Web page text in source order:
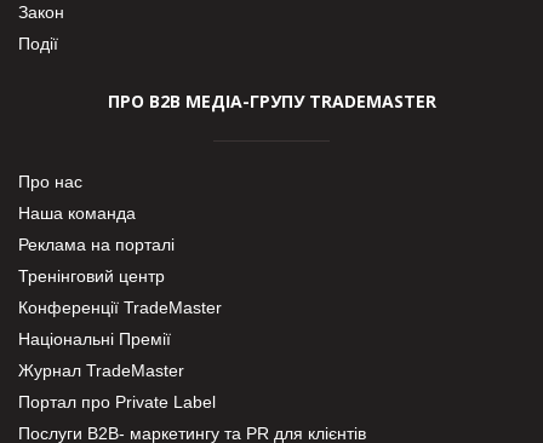
Закон
Події
ПРО В2В МЕДІА-ГРУПУ TRADEMASTER
Про нас
Наша команда
Реклама на порталі
Тренінговий центр
Конференції TradeMaster
Національні Премії
Журнал TradeMaster
Портал про Private Label
Послуги В2В- маркетингу та PR для клієнтів